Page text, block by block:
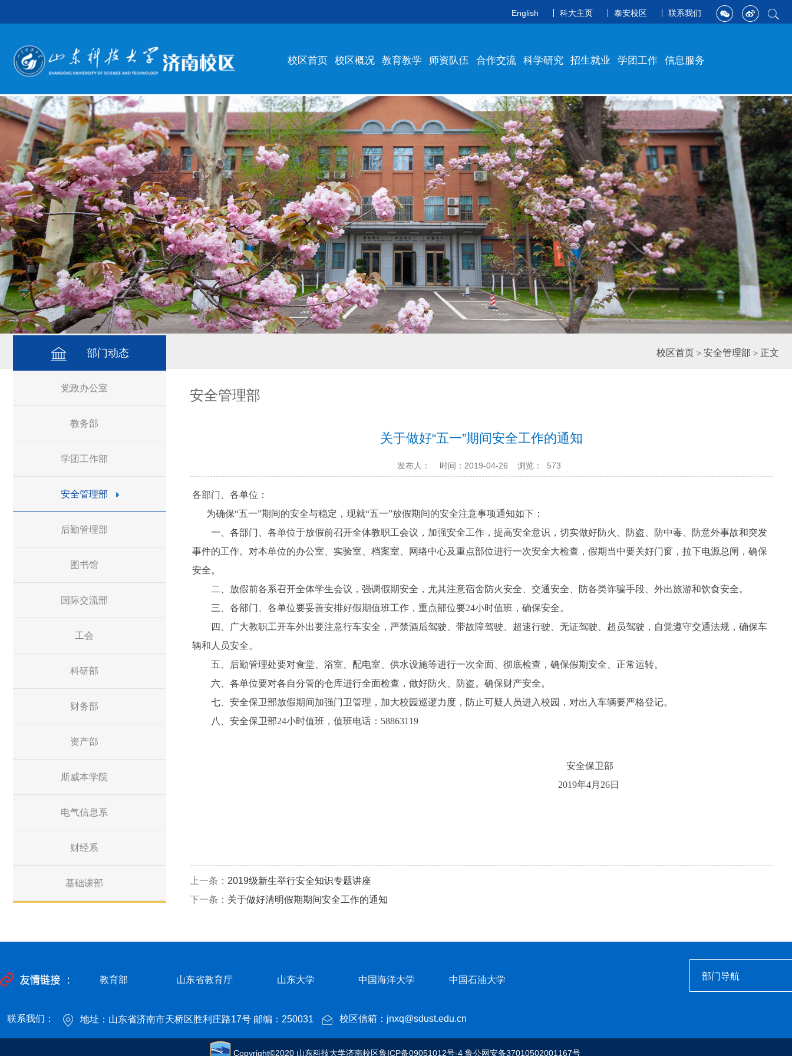
English 科大主页 泰安校区 联系我们
校区首页 校区概况 教育教学 师资队伍 合作交流 科学研究 招生就业 学团工作 信息服务
部门动态 校区首页 > 安全管理部 > 正文
党政办公室
教务部
学团工作部
安全管理部
后勤管理部
图书馆
国际交流部
工会
科研部
财务部
资产部
斯威本学院
电气信息系
财经系
基础课部
安全管理部
关于做好“五一”期间安全工作的通知
发布人： 时间：2019-04-26 浏览： 573
各部门、各单位：
为确保“五一”期间的安全与稳定，现就“五一”放假期间的安全注意事项通知如下：
一、各部门、各单位于放假前召开全体教职工会议，加强安全工作，提高安全意识，切实做好防火、防盗、防中毒、防意外事故和突发
事件的工作。对本单位的办公室、实验室、档案室、网络中心及重点部位进行一次安全大检查，假期当中要关好门窗，拉下电源总闸，确保
安全。
二、放假前各系召开全体学生会议，强调假期安全，尤其注意宿舍防火安全、交通安全、防各类诈骗手段、外出旅游和饮食安全。
三、各部门、各单位要妥善安排好假期值班工作，重点部位要24小时值班，确保安全。
四、广大教职工开车外出要注意行车安全，严禁酒后驾驶、带故障驾驶、超速行驶、无证驾驶、超员驾驶，自觉遵守交通法规，确保车
辆和人员安全。
五、后勤管理处要对食堂、浴室、配电室、供水设施等进行一次全面、彻底检查，确保假期安全、正常运转。
六、各单位要对各自分管的仓库进行全面检查，做好防火、防盗。确保财产安全。
七、安全保卫部放假期间加强门卫管理，加大校园巡逻力度，防止可疑人员进入校园，对出入车辆要严格登记。
八、安全保卫部24小时值班，值班电话： 58863119
安全保卫部
2019年4月26日
上一条： 2019级新生举行安全知识专题讲座
下一条： 关于做好清明假期期间安全工作的通知
教育部 山东省教育厅 山东大学 中国海洋大学 中国石油大学 部门导航
联系我们： 地址：山东省济南市天桥区胜利庄路17号 邮编：250031 校区信箱：jnxq@sdust.edu.cn
Copyright©2020 山东科技大学济南校区鲁ICP备09051012号-4 鲁公网安备37010502001167号